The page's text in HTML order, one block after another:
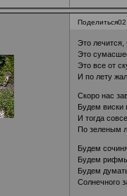
Поделиться
Это лечится,
Это
Это все от
И по лету
Скоро нас
Будем виски
И тогда
По зеленым
Будем
Будем рифмы
Будем
Солнечного